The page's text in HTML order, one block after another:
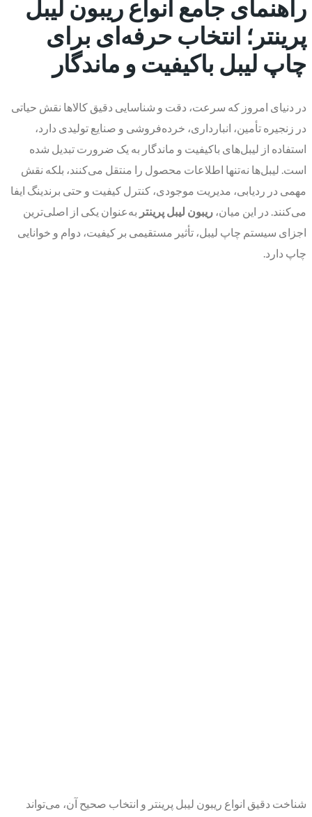
راهنمای جامع انواع ریبون لیبل
پرینتر؛ انتخاب حرفه‌ای برای
چاپ لیبل باکیفیت و ماندگار
در دنیای امروز که سرعت، دقت و شناسایی دقیق کالاها نقش حیاتی
در زنجیره تأمین، انبارداری، خرده‌فروشی و صنایع تولیدی دارد،
استفاده از لیبل‌های باکیفیت و ماندگار به یک ضرورت تبدیل شده
است. لیبل‌ها نه‌تنها اطلاعات محصول را منتقل می‌کنند، بلکه نقش
مهمی در ردیابی، مدیریت موجودی، کنترل کیفیت و حتی برندینگ ایفا
می‌کنند. در این میان، ریبون لیبل پرینتر به‌عنوان یکی از اصلی‌ترین
اجزای سیستم چاپ لیبل، تأثیر مستقیمی بر کیفیت، دوام و خوانایی
چاپ دارد.
شناخت دقیق انواع ریبون لیبل پرینتر و انتخاب صحیح آن، می‌تواند